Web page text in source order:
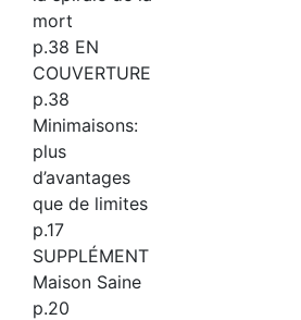
mort
p.38 EN
COUVERTURE
p.38
Minimaisons:
plus
d’avantages
que de limites
p.17
SUPPLÉMENT
Maison Saine
p.20